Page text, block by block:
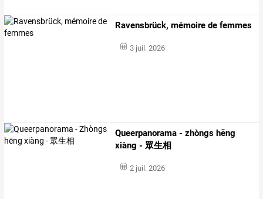
Ravensbrück, mémoire de femmes
3 juil. 2026
Queerpanorama - zhòngs hēng
xiàng - 眾生相
2 juil. 2026